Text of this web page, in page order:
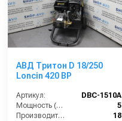
АВД Тритон D 18/250
Loncin 420 BP
Артикул:
DBC-1510A
Мощность (л/с):
5
Производительность (л/мин):
18